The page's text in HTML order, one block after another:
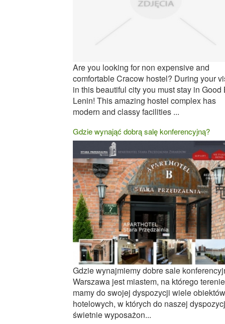
Are you looking for non expensive and
comfortable Cracow hostel? During your
in this beautiful city you must stay in Good
Lenin! This amazing hostel complex has
modern and classy facilities ...
Gdzie wynająć dobrą salę konferencyjną?
Gdzie wynajmiemy dobre sale
Warszawa jest miastem, na którego terenie
mamy do swojej dyspozycji wiele obiektów
hotelowych, w których do naszej
świetnie wyposażon...